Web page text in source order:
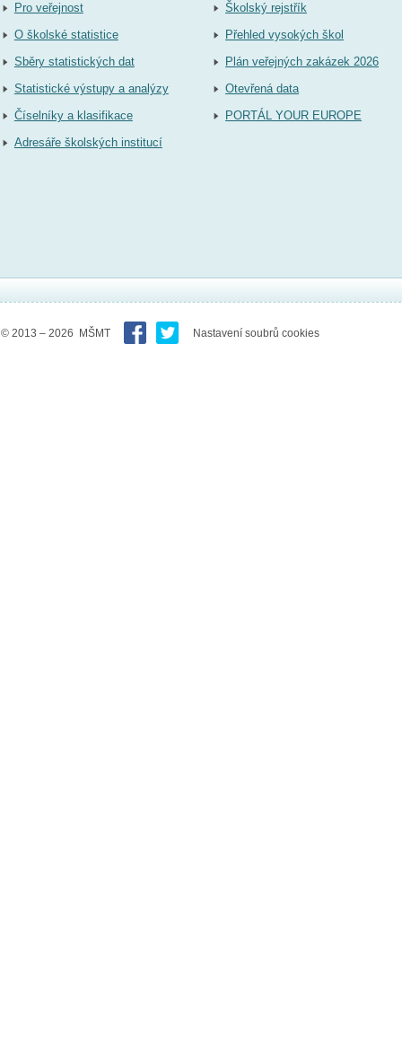
Pro veřejnost
O školské statistice
Sběry statistických dat
Statistické výstupy a analýzy
Číselníky a klasifikace
Adresáře školských institucí
Školský rejstřík
Přehled vysokých škol
Plán veřejných zakázek 2026
Otevřená data
PORTÁL YOUR EUROPE
© 2013 – 2026 MŠMT Nastavení soubrů cookies